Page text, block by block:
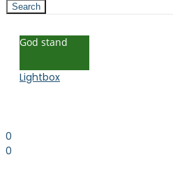
0
0
Search
God stand
Lightbox